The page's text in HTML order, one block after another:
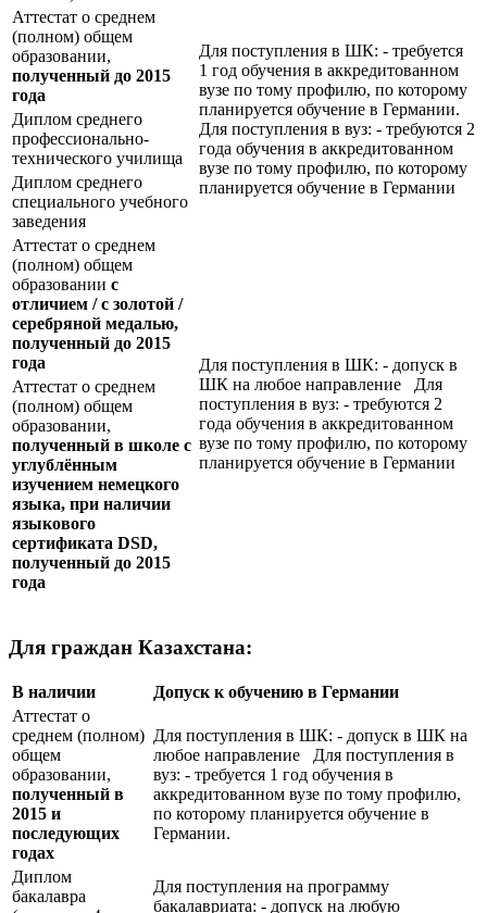
Аттестат о среднем
(полном) общем
образовании,
полученный до 2015
года
Для поступления в ШК: - требуется
1 год обучения в аккредитованном
вузе по тому профилю, по которому
планируется обучение в Германии.
Для поступления в вуз: - требуются 2
года обучения в аккредитованном
вузе по тому профилю, по которому
планируется обучение в Германии
Диплом среднего
профессионально-
технического училища
Диплом среднего
специального учебного
заведения
Аттестат о среднем
(полном) общем
образовании с
отличием / с золотой /
серебряной медалью,
полученный до 2015
года
Для поступления в ШК: - допуск в
ШК на любое направление Для
поступления в вуз: - требуются 2
года обучения в аккредитованном
вузе по тому профилю, по которому
планируется обучение в Германии
Аттестат о среднем
(полном) общем
образовании,
полученный в школе с
углублённым
изучением немецкого
языка, при наличии
языкового
сертификата DSD,
полученный до 2015
года
Для граждан Казахстана:
В наличии
Допуск к обучению в Германии
Аттестат о
среднем (полном)
общем
образовании,
полученный в
2015 и
последующих
годах
Для поступления в ШК: - допуск в ШК на
любое направление Для поступления в
вуз: - требуется 1 год обучения в
аккредитованном вузе по тому профилю,
по которому планируется обучение в
Германии.
Диплом
бакалавра
Для поступления на программу
бакалавриата: - допуск на любую